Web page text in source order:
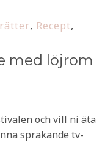
, Recept,
med löjrom
och vill ni äta
sprakande tv-